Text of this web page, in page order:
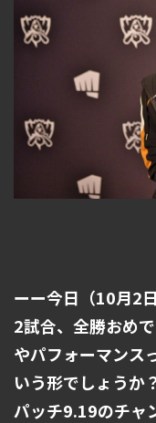
ーー今日（10月2
2試合、全勝おめ
やパフォーマンス
いう形でしょうか
パッチ9.19のチャ